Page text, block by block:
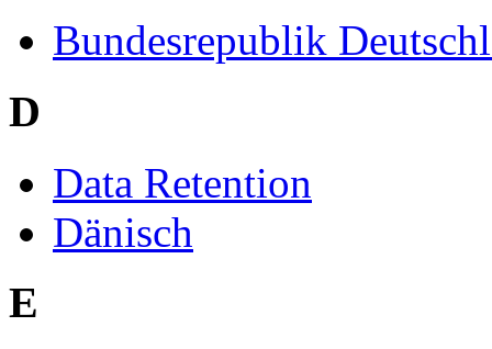
Bundesrepublik
D
Data Retention
Dänisch
E